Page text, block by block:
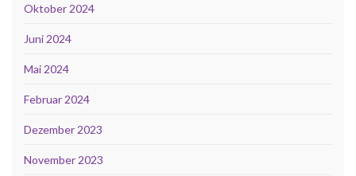
Oktober 2024
Juni 2024
Mai 2024
Februar 2024
Dezember 2023
November 2023